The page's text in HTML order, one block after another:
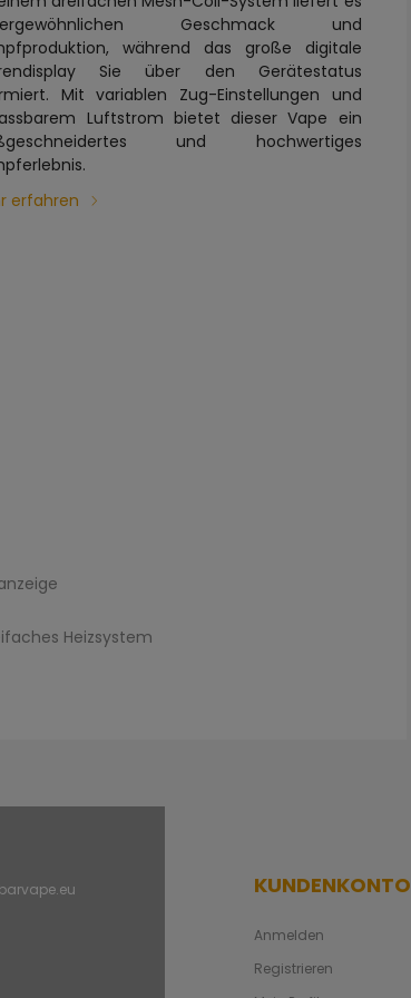
Geschmack und
während das große digitale
Sie über den Gerätestatus
Mit variablen Zug-Einstellungen und
Luftstrom bietet dieser Vape ein
und hochwertiges
erfahren
Heizsystem
KUNDENKONTO
Anmelden
Registrieren